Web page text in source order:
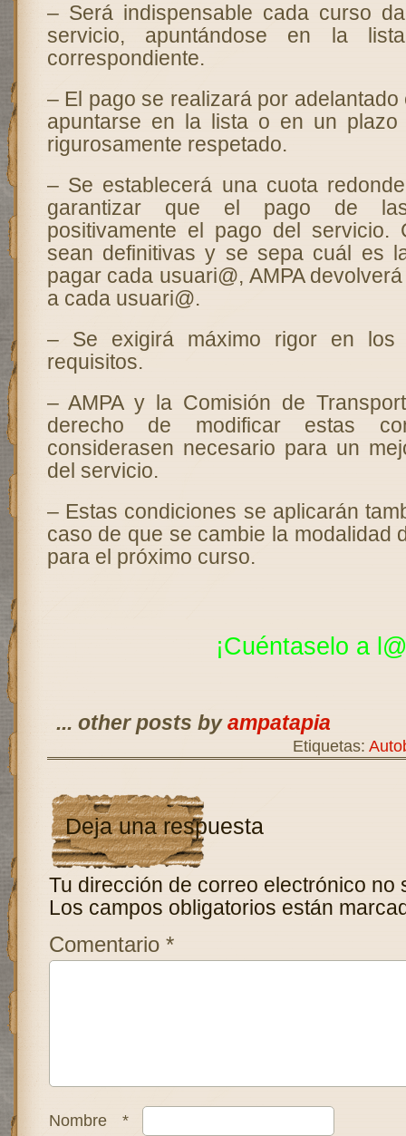
– Será indispensable cada curso
servicio, apuntándose en la
correspondiente.
– El pago se realizará por adelantado
apuntarse en la lista o en un plazo
rigurosamente respetado.
– Se establecerá una cuota
garantizar que el pago de
positivamente el pago del servicio.
sean definitivas y se sepa cuál es
pagar cada usuari@, AMPA
a cada usuari@.
– Se exigirá máximo rigor en
requisitos.
– AMPA y la Comisión de
derecho de modificar estas
considerasen necesario para un
del servicio.
– Estas condiciones se aplicarán
caso de que se cambie la modalidad
para el próximo curso.
¡Cuéntaselo a
... other posts byampatapia
Etiquetas:
Deja una respuesta
Tu dirección de correo electrónico no
Los campos obligatorios están
Comentario *
Nombre *